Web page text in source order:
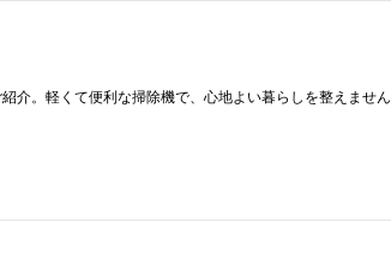
介。軽くて便利な掃除機で、心地よい暮らしを整えません